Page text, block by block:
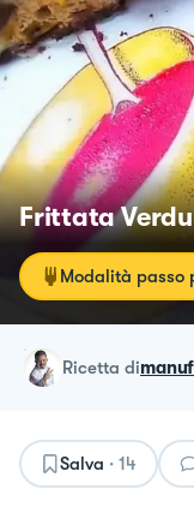
Frittata
Modalità passo
ricetta di
Salva · 14